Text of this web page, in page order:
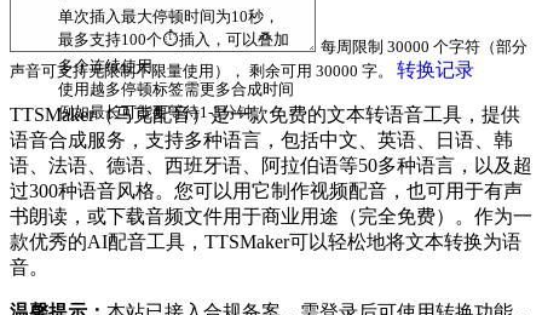
单次插入最大停顿时间为10秒，
最多支持100个⏱️插入，可以叠加
多个连续使用。
使用越多停顿标签需更多合成时间
例如最长可能要等待1-3分钟。
每周限制 30000 个字符（部分
声音可支持无限制不限量使用）， 剩余可用 30000 字。 转换记录
TTSMaker（马克配音）是一款免费的文本转语音工具，提供
语音合成服务，支持多种语言，包括中文、英语、日语、韩
语、法语、德语、西班牙语、阿拉伯语等50多种语言，以及超
过300种语音风格。您可以用它制作视频配音，也可用于有声
书朗读，或下载音频文件用于商业用途（完全免费）。作为一
款优秀的AI配音工具，TTSMaker可以轻松地将文本转换为语
音。